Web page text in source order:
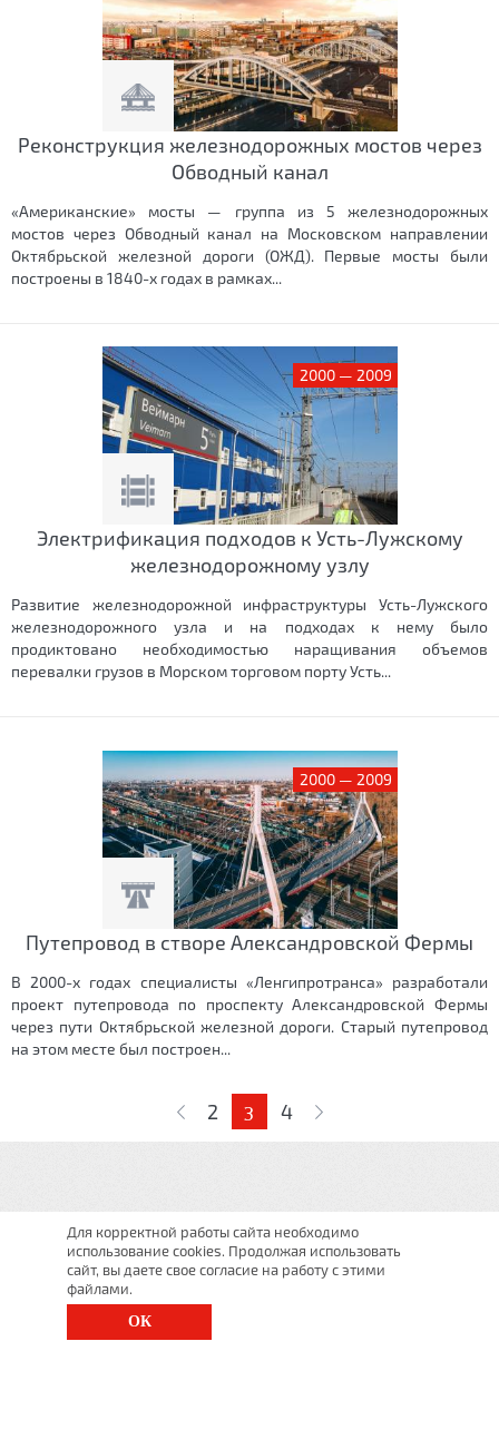
Реконструкция железнодорожных мостов через
Обводный канал
«Американские» мосты — группа из 5 железнодорожных
мостов через Обводный канал на Московском направлении
Октябрьской железной дороги (ОЖД). Первые мосты были
построены в 1840-х годах в рамках...
2000 — 2009
Электрификация подходов к Усть-Лужскому
железнодорожному узлу
Развитие железнодорожной инфраструктуры Усть-Лужского
железнодорожного узла и на подходах к нему было
продиктовано необходимостью наращивания объемов
перевалки грузов в Морском торговом порту Усть...
2000 — 2009
Путепровод в створе Александровской Фермы
В 2000-х годах специалисты «Ленгипротранса» разработали
проект путепровода по проспекту Александровской Фермы
через пути Октябрьской железной дороги. Старый путепровод
на этом месте был построен...
2 3 4
Для корректной работы сайта необходимо
использование cookies. Продолжая использовать
сайт, вы даете свое согласие на работу с этими
файлами.
ОК